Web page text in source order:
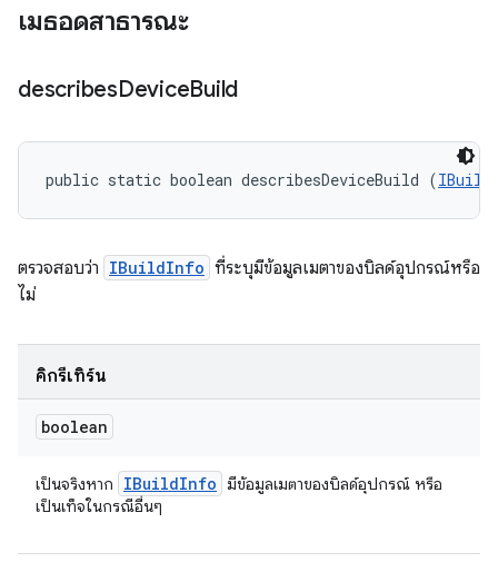
เมธอดสาธารณะ
describesDeviceBuild
public static boolean describesDeviceBuild (
ตรวจสอบว่า IBuildInfo ที่ระบุมีข้อมูลเมตาของบิลด์อุปกรณ์หรือ
ไม่
คิกรีเทิร์น
boolean
เป็นจริงหาก IBuildInfo มีข้อมูลเมตาของบิลด์อุปกรณ์ หรือ
เป็นเท็จในกรณีอื่นๆ